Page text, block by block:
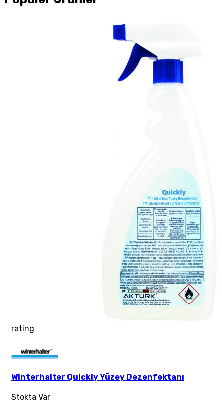
rating
Winterhalter Quickly Yüzey Dezenfektanı
Stokta Var